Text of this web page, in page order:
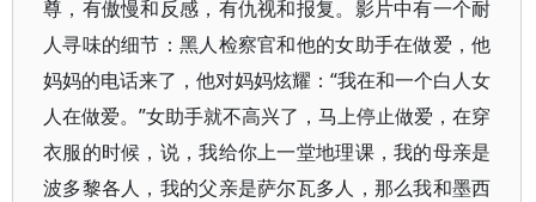
尊，有傲慢和反感，有仇视和报复。影片中有一个耐
人寻味的细节：黑人检察官和他的女助手在做爱，他
妈妈的电话来了，他对妈妈炫耀：“我在和一个白人女
人在做爱。”女助手就不高兴了，马上停止做爱，在穿
衣服的时候，说，我给你上一堂地理课，我的母亲是
波多黎各人，我的父亲是萨尔瓦多人，那么我和墨西